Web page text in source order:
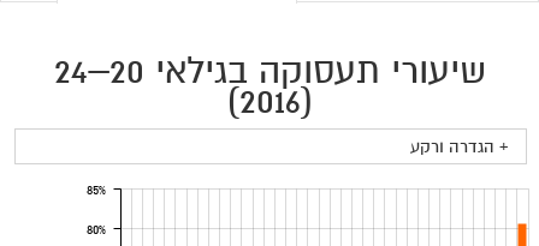
שיעורי תעסוקה בגילאי 20–24
(2016)
+ הגדרה ורקע
80%
85%